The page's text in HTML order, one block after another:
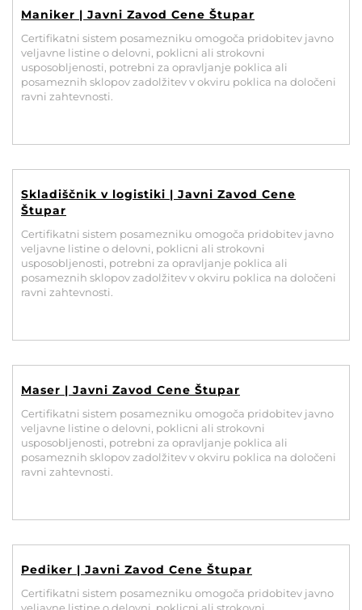
Maniker | Javni Zavod Cene Štupar
Certifikatni sistem posamezniku omogoča pridobitev javno
veljavne listine o delovni, poklicni ali strokovni
usposobljenosti, potrebni za opravljanje poklica ali
posameznih sklopov zadolžitev v okviru poklica na določeni
ravni zahtevnosti.
Skladiščnik v logistiki | Javni Zavod Cene
Štupar
Certifikatni sistem posamezniku omogoča pridobitev javno
veljavne listine o delovni, poklicni ali strokovni
usposobljenosti, potrebni za opravljanje poklica ali
posameznih sklopov zadolžitev v okviru poklica na določeni
ravni zahtevnosti.
Maser | Javni Zavod Cene Štupar
Certifikatni sistem posamezniku omogoča pridobitev javno
veljavne listine o delovni, poklicni ali strokovni
usposobljenosti, potrebni za opravljanje poklica ali
posameznih sklopov zadolžitev v okviru poklica na določeni
ravni zahtevnosti.
Pediker | Javni Zavod Cene Štupar
Certifikatni sistem posamezniku omogoča pridobitev javno